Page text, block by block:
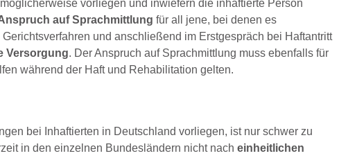
vorliegen und inwiefern die inhaftierte Person
auf Sprachmittlung für all jene, bei denen es
und anschließend im Erstgespräch bei Haftantritt
Versorgung. Der Anspruch auf Sprachmittlung muss ebenfalls für
während der Haft und Rehabilitation gelten.
bei Inhaftierten in Deutschland vorliegen, ist nur schwer zu
in den einzelnen Bundesländern nicht nacheinheitlichen